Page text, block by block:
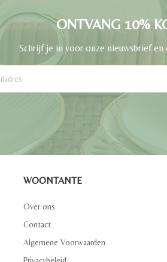
ONTVANG 10%
Schrijf je in voor onze nieuwsbrief
WOONTANTE
Over ons
Contact
Algemene Voorwaarden